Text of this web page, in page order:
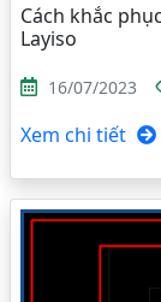
Cách khắc
Layiso
16/07/2023
Xem chi tiết